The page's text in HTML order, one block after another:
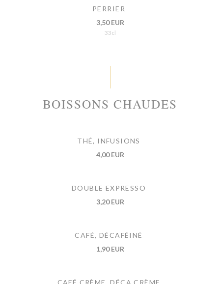
PERRIER
3,50 EUR
33cl
BOISSONS CHAUDES
THÉ, INFUSIONS
4,00 EUR
DOUBLE EXPRESSO
3,20 EUR
CAFÉ, DÉCAFÉINÉ
1,90 EUR